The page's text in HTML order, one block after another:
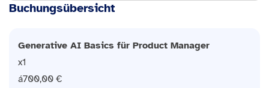
Buchungsübersicht
Generative AI Basics für Product Manager
1
700,00 €